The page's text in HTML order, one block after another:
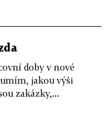
doby v nové
jakou výši
zakázky,...